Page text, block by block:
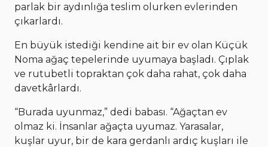
parlak bir aydınlığa teslim olurken evlerinden
çıkarlardı.
En büyük istediği kendine ait bir ev olan Küçük
Noma ağaç tepelerinde uyumaya başladı. Çıplak
ve rutubetli topraktan çok daha rahat, çok daha
davetkârlardı.
“Burada uyunmaz,” dedi babası. “Ağaçtan ev
olmaz ki. İnsanlar ağaçta uyumaz. Yarasalar,
kuşlar uyur, bir de kara gerdanlı ardıç kuşları ile